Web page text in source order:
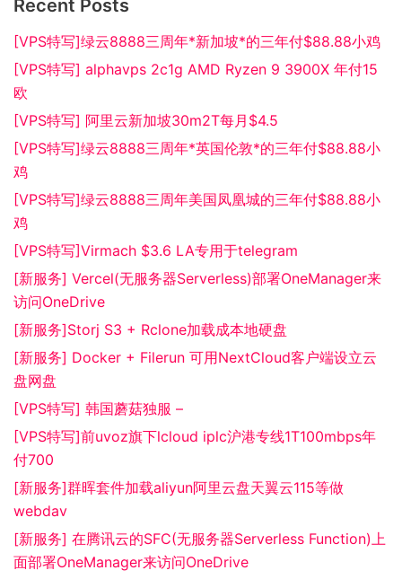
Recent Posts
[VPS特写]绿云8888三周年*新加坡*的三年付$88.88小鸡
[VPS特写] alphavps 2c1g AMD Ryzen 9 3900X 年付15
欧
[VPS特写] 阿里云新加坡30m2T每月$4.5
[VPS特写]绿云8888三周年*英国伦敦*的三年付$88.88小
鸡
[VPS特写]绿云8888三周年美国凤凰城的三年付$88.88小
鸡
[VPS特写]Virmach $3.6 LA专用于telegram
[新服务] Vercel(无服务器Serverless)部署OneManager来
访问OneDrive
[新服务]Storj S3 + Rclone加载成本地硬盘
[新服务] Docker + Filerun 可用NextCloud客户端设立云
盘网盘
[VPS特写] 韩国蘑菇独服 –
[VPS特写]前uvoz旗下lcloud iplc沪港专线1T100mbps年
付700
[新服务]群晖套件加载aliyun阿里云盘天翼云115等做
webdav
[新服务] 在腾讯云的SFC(无服务器Serverless Function)上
面部署OneManager来访问OneDrive